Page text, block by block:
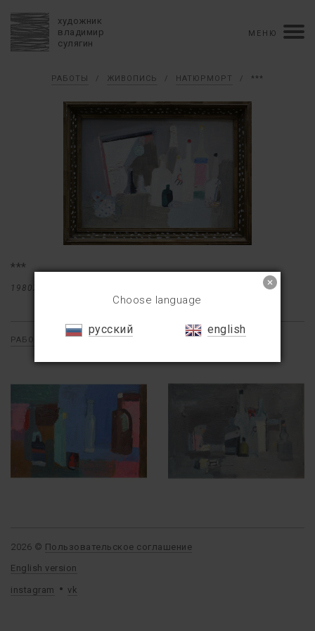
художник
владимир
сулягин
МЕНЮ
групповые выставки
аукционы
коллекции
конкурсы
монографии в рукописи
рецензии
избранное коллаж
графика
объемный коллаж
книга художника
керамика
Контакты
РАБОТЫ / ЖИВОПИСЬ / НАТЮРМОРТ / ***
***
1980X
РАБОТЫ ЖИВОПИСЬ / НАТЮРМОРТ
2026 © Пользовательское соглашение
English version
instagram vk
Choose language
русский english